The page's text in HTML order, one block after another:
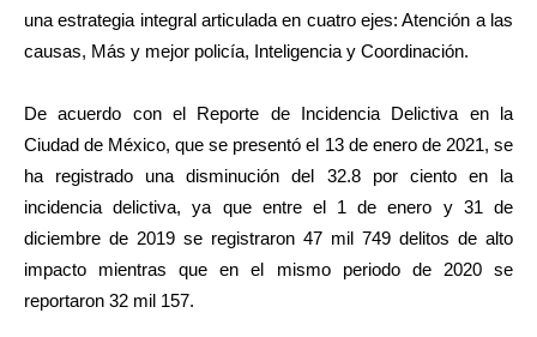
una estrategia integral articulada en cuatro ejes: Atención a las
causas, Más y mejor policía, Inteligencia y Coordinación.
De acuerdo con el Reporte de Incidencia Delictiva en la
Ciudad de México, que se presentó el 13 de enero de 2021, se
ha registrado una disminución del 32.8 por ciento en la
incidencia delictiva, ya que entre el 1 de enero y 31 de
diciembre de 2019 se registraron 47 mil 749 delitos de alto
impacto mientras que en el mismo periodo de 2020 se
reportaron 32 mil 157.